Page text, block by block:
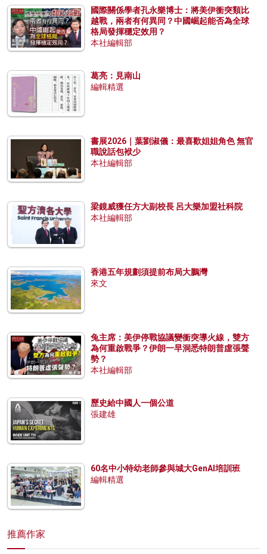
國際關係學者孔永樂博士：將美伊衝突類比
越戰，兩者有何異同？中國崛起能否為全球
格局發揮穩定效用？
本社編輯部
葛亮：見南山
編輯精選
書展2026｜葉劉淑儀：最喜歡姐姐角色 無官
職說話包袱少
本社編輯部
梁鏡威獲任方大副校長 呂大樂加盟社科院
本社編輯部
香港五年規劃須提前布局大鵬灣
來文
兔主席：美伊停戰協議變衝突導火線，雙方
為何重啟戰爭？伊朗一早洞悉特朗普虛張聲
勢？
本社編輯部
歷史給中國人一個公道
張建雄
60名中小特幼老師參與城大GenAI培訓班
編輯精選
推薦作家